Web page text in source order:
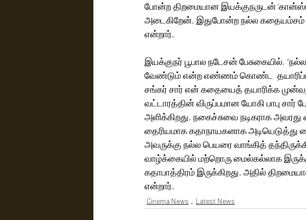
போன்ற திறமையான இயக்குநருடன்
அடைகிறேன். இதுபோன்ற நல்ல கதையம்சம்
என்றார்.
இயக்குநர் பூபால நடேசன் பேசுகையில்,
வேண்டும் என்ற எண்ணம் கொண்ட
சங்கர் சார் என் கதையைத் தயாரிக்க
வட்டாரத்தின் விருப்பமான யோகி பாபு சார்
அளிக்கிறது. நகைச்சுவை நடிகராக
தைரியமாக கதாநாயகனாக
அவருக்கு நல்ல பெயரை வாங்கித்
வாழ்க்கையில் மற்றொரு மைல்கல்லாக
கதாபாத்திரம் இருக்கிறது. அதில்
என்றார்.
Cinema News Latest News